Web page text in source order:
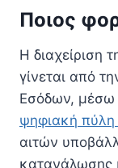
Ποιος
Η διαχείριση
γίνεται από
Εσόδων, μέσω
ψηφιακή πύλη
αιτών
κατανάλωσης